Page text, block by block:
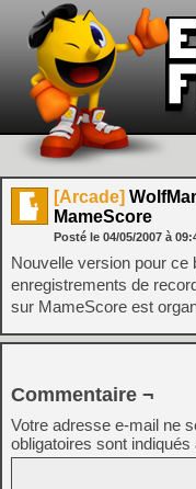
[Arcade]
MameScore
Posté le 04/05/2007 à
Nouvelle version pour ce
enregistrements de
sur MameScore est
Commentaire ¬
Votre adresse e-mail ne
obligatoires sont indiqués